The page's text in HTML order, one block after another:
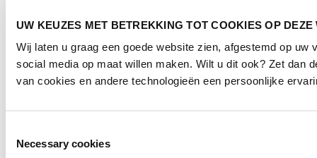
UW KEUZES MET BETREKKING TOT COOKIES OP DEZE
Wij laten u graag een goede website zien, afgestemd op
social media op maat willen maken. Wilt u dit ook? Zet dan
van cookies en andere technologieën een persoonlijke
Necessary cookies